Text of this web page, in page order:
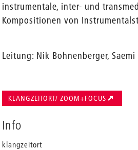
instrumentale, inter- und
Kompositionen von
Leitung: Nik Bohnenberger,
KLANGZEITORT/ ZOOM+FOCUS
Info
klangzeitort